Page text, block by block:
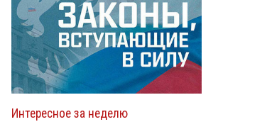
Интересное за неделю